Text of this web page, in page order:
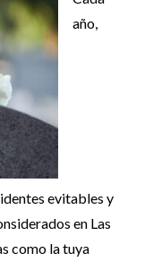
año,
evitables y
en Las
como la tuya